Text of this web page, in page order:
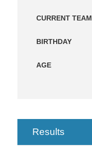
CURRENT TEAM
BIRTHDAY
AGE
Results